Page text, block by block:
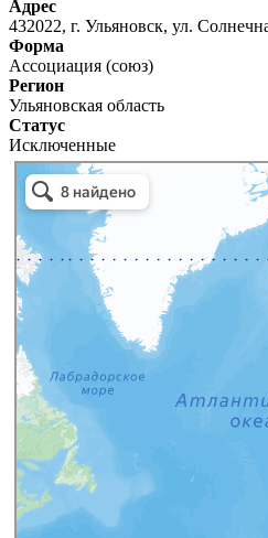
Адрес
432022, г. Ульяновск, ул.
Форма
Ассоциация (союз)
Регион
Ульяновская область
Статус
Исключенные